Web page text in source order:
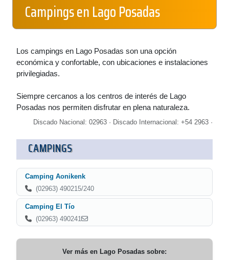
Campings en Lago Posadas
Los campings en Lago Posadas son una opción
económica y confortable, con ubicaciones e instalaciones
privilegiadas.
Siempre cercanos a los centros de interés de Lago
Posadas nos permiten disfrutar en plena naturaleza.
Discado Nacional: 02963 · Discado Internacional: +54 2963 ·
CAMPINGS
Camping Aonikenk
(02963) 490215/240
Camping El Tío
(02963) 490241
Ver más en Lago Posadas sobre: